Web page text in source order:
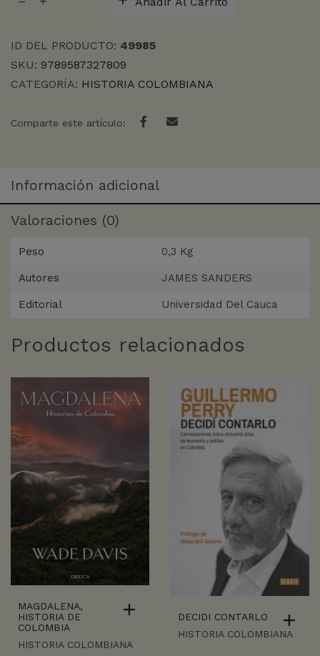
INDOCILES
RAZA
Y
CLASE
COLOMBIA,
SIGLO
ID DEL PRODUCTO: 49985
SKU: 9789587327809
CATEGORÍA: HISTORIA COLOMBIANA
Comparte este artículo:
Información adicional
Valoraciones (0)
Peso 0,3 Kg
Autores JAMES SANDERS
Editorial Universidad Del Cauca
Productos relacionados
MAGDALENA,
HISTORIA DE
COLOMBIA
HISTORIA COLOMBIANA
DECIDI CONTARLO
HISTORIA COLOMBIANA